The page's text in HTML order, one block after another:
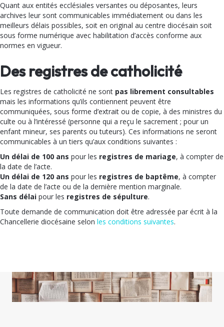
Quant aux entités ecclésiales versantes ou déposantes, leurs
archives leur sont communicables immédiatement ou dans les
meilleurs délais possibles, soit en original au centre diocésain soit
sous forme numérique avec habilitation d’accès conforme aux
normes en vigueur.
Des registres de catholicité
Les registres de catholicité ne sont pas librement consultables
mais les informations qu’ils contiennent peuvent être
communiquées, sous forme d’extrait ou de copie, à des ministres du
culte ou à l’intéressé (personne qui a reçu le sacrement ; pour un
enfant mineur, ses parents ou tuteurs). Ces informations ne seront
communicables à un tiers qu’aux conditions suivantes :
Un délai de 100 ans pour les registres de mariage, à compter de
la date de l’acte.
Un délai de 120 ans pour les registres de baptême, à compter
de la date de l’acte ou de la dernière mention marginale.
Sans délai pour les registres de sépulture.
Toute demande de communication doit être adressée par écrit à la
Chancellerie diocésaine selon les conditions suivantes.